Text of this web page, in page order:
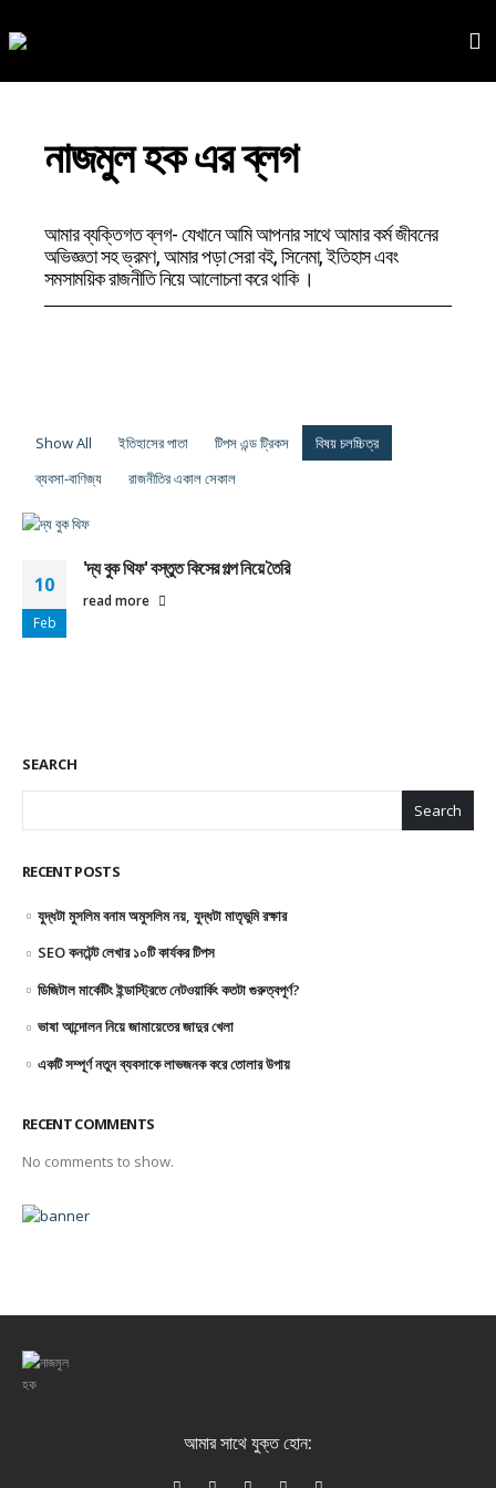
নাজমুল হক এর ব্লগ
আমার ব্যক্তিগত ব্লগ- যেখানে আমি আপনার সাথে আমার কর্ম জীবনের
অভিজ্ঞতা সহ ভ্রমণ, আমার পড়া সেরা বই, সিনেমা, ইতিহাস এবং
সমসাময়িক রাজনীতি নিয়ে আলোচনা করে থাকি ।
Show All ইতিহাসের পাতা টিপস এন্ড ট্রিকস
বিষয় চলচ্চিত্র
ব্যবসা-বাণিজ্য
রাজনীতির একাল সেকাল
10
Feb
'দ্য বুক থিফ' বস্তুত কিসের গল্প নিয়ে তৈরি
read more
SEARCH
Search
RECENT POSTS
যুদ্ধটা মুসলিম বনাম অমুসলিম নয়, যুদ্ধটা মাতৃভুমি রক্ষার
SEO কনটেন্ট লেখার ১০টি কার্যকর টিপস
ডিজিটাল মার্কেটিং ইন্ডাস্ট্রিতে নেটওয়ার্কিং কতটা গুরুত্বপূর্ণ?
ভাষা আন্দোলন নিয়ে জামায়েতের জাদুর খেলা
একটি সম্পূর্ণ নতুন ব্যবসাকে লাভজনক করে তোলার উপায়
RECENT COMMENTS
No comments to show.
আমার সাথে যুক্ত হোন: